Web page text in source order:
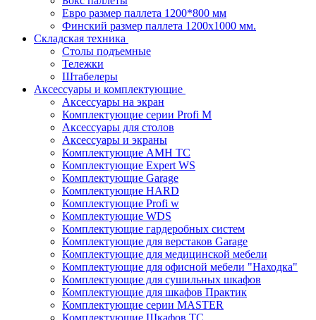
Евро размер паллета 1200*800 мм
Финский размер паллета 1200х1000 мм.
Складская техника
Столы подъемные
Тележки
Штабелеры
Аксессуары и комплектующие
Аксессуары на экран
Комплектующие серии Profi M
Аксессуары для столов
Аксессуары и экраны
Комплектующие AMH TC
Комплектующие Expert WS
Комплектующие Garage
Комплектующие HARD
Комплектующие Profi w
Комплектующие WDS
Комплектующие гардеробных систем
Комплектующие для верстаков Garage
Комплектующие для медицинской мебели
Комплектующие для офисной мебели "Находка"
Комплектующие для сушильных шкафов
Комплектующие для шкафов Практик
Комплектующие серии MASTER
Комплектующие Шкафов ТС